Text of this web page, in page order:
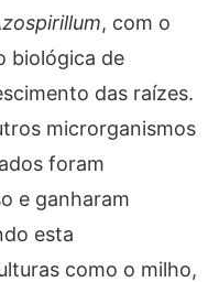
, com o
biológica de
das raízes.
microrganismos
foram
e ganharam
esta
como o milho,